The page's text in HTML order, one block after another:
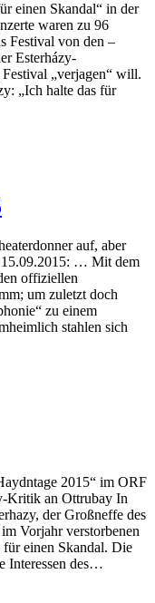
einen Skandal“ in der
waren zu 96
Festival von den –
Esterházy-
„verjagen“ will.
„Ich halte das für
auf, aber
15.09.2015: … Mit dem
offiziellen
um zuletzt doch
zu einem
stahlen sich
2015“ im ORF
Kritik an Ottrubay In
der Großneffe des
Vorjahr verstorbenen
einen Skandal. Die
Interessen des…